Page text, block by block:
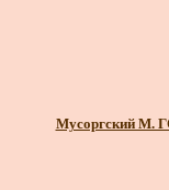
Мусоргский М.